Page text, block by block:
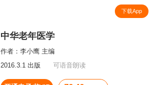
下载App
中华老年医学
作者： 李小鹰 主编
2016.3.1 出版
可语音朗读